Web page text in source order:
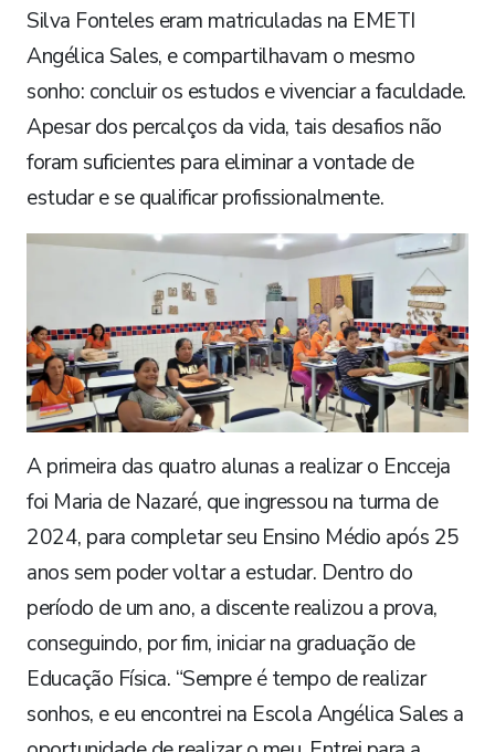
Silva Fonteles eram matriculadas na EMETI
Angélica Sales, e compartilhavam o mesmo
sonho: concluir os estudos e vivenciar a faculdade.
Apesar dos percalços da vida, tais desafios não
foram suficientes para eliminar a vontade de
estudar e se qualificar profissionalmente.
A primeira das quatro alunas a realizar o Encceja
foi Maria de Nazaré, que ingressou na turma de
2024, para completar seu Ensino Médio após 25
anos sem poder voltar a estudar. Dentro do
período de um ano, a discente realizou a prova,
conseguindo, por fim, iniciar na graduação de
Educação Física. “Sempre é tempo de realizar
sonhos, e eu encontrei na Escola Angélica Sales a